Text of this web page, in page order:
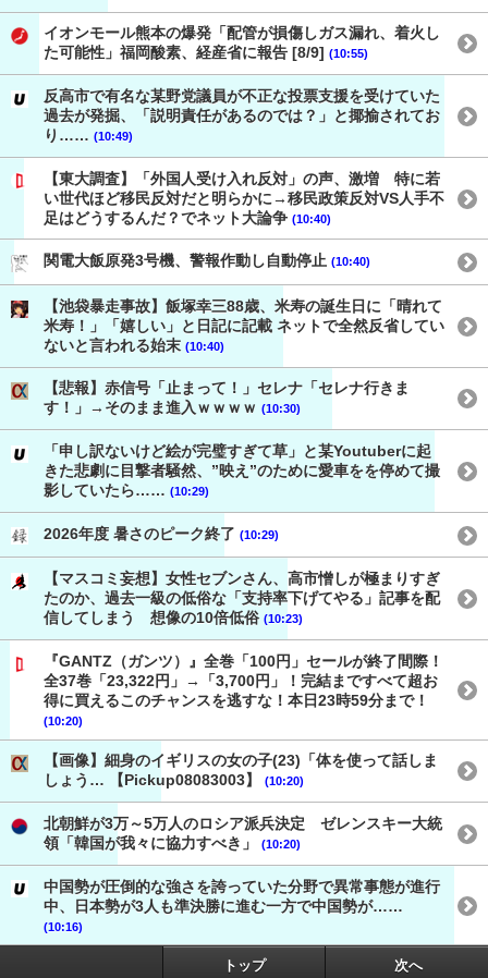
イオンモール熊本の爆発「配管が損傷しガス漏れ、着火し
た可能性」福岡酸素、経産省に報告 [8/9] (10:55)
反高市で有名な某野党議員が不正な投票支援を受けていた
過去が発掘、「説明責任があるのでは？」と揶揄されてお
り…… (10:49)
【東大調査】「外国人受け入れ反対」の声、激増 特に若
い世代ほど移民反対だと明らかに→移民政策反対VS人手不
足はどうするんだ？でネット大論争 (10:40)
関電大飯原発3号機、警報作動し自動停止 (10:40)
【池袋暴走事故】飯塚幸三88歳、米寿の誕生日に「晴れて
米寿！」「嬉しい」と日記に記載 ネットで全然反省してい
ないと言われる始末 (10:40)
【悲報】赤信号「止まって！」セレナ「セレナ行きま
す！」→そのまま進入ｗｗｗｗ (10:30)
「申し訳ないけど絵が完璧すぎて草」と某Youtuberに起
きた悲劇に目撃者騒然、”映え”のために愛車をを停めて撮
影していたら…… (10:29)
2026年度 暑さのピーク終了 (10:29)
【マスコミ妄想】女性セブンさん、高市憎しが極まりすぎ
たのか、過去一級の低俗な「支持率下げてやる」記事を配
信してしまう 想像の10倍低俗 (10:23)
『GANTZ（ガンツ）』全巻「100円」セールが終了間際！
全37巻「23,322円」→「3,700円」！完結まですべて超お
得に買えるこのチャンスを逃すな！本日23時59分まで！
(10:20)
【画像】細身のイギリスの女の子(23)「体を使って話しま
しょう… 【Pickup08083003】
(10:20)
北朝鮮が3万～5万人のロシア派兵決定 ゼレンスキー大統
領「韓国が我々に協力すべき」
(10:20)
中国勢が圧倒的な強さを誇っていた分野で異常事態が進行
中、日本勢が3人も準決勝に進む一方で中国勢が……
(10:16)
トップ 次へ